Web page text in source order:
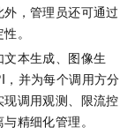
，管理员还可通过
。
文本生成、图像生
并为每个调用方分
调用观测、限流控
精细化管理。